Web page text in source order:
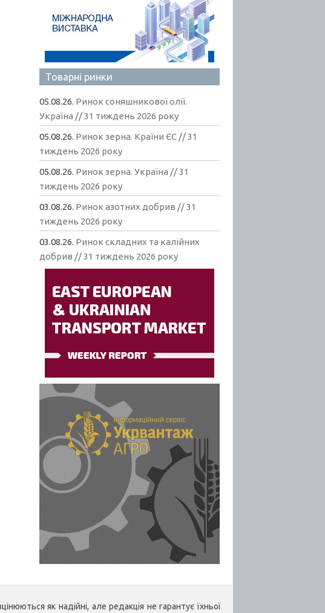
Товарні ринки
05.08.26. Ринок соняшникової олії.
Україна // 31 тиждень 2026 року
05.08.26. Ринок зерна. Країни ЄС // 31
тиждень 2026 року
05.08.26. Ринок зерна. Україна // 31
тиждень 2026 року
03.08.26. Ринок азотних добрив // 31
тиждень 2026 року
03.08.26. Ринок складних та калійних
добрив // 31 тиждень 2026 року
як надійні, але редакція не гарантує їхньої